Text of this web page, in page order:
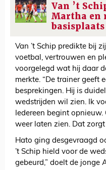
Van ’t
Martha en
basisplaats
Van ’t Schip predikte bij
voetbal, vertrouwen en
voorgelegd wat hij daar
merkte. “De trainer geeft
besprekingen. Hij is
wedstrijden wil zien. Ik
Iedereen begint
weer laten zien. Dat
Hato ging desgevraagd
’t Schip hield voor de
gebeurd,” doelt de jonge